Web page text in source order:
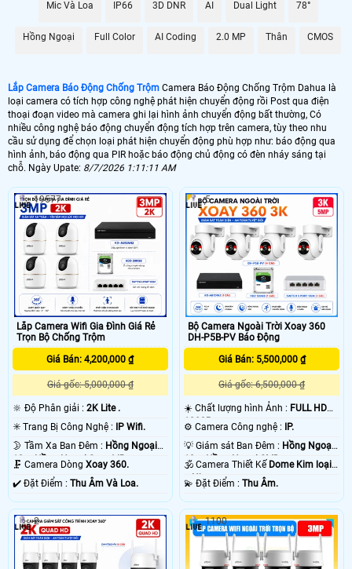
📶 Lắp 1 Camera Wifi Ip Ebitcam
1.600.000 VNĐ Lắp Camera Ip Wifi EBO2
8.800,000 VNĐ Camera Chống Trộm Dahua Chuyên Đêm
🔥 4 Camera Chống Trộm Dahua Giá Rẻ
5.000.000 VNĐ Lắp Bộ Camera Chống Trộm Dahua Giá Rẻ
🖥 Camera chống trộm Dahua hầu như loại camera nào cũng có khả năng
chống trộm Dahua , tuy nhiên với những loại camera chống trộm Dahua
không chuyên dụng thì có thể sẽ có những báo động giả khi không có
người, trên đây là những camera có báo động chống trộm Dahua với chức
năng thông mình có nhiều ưu điểm và có thể cấu hình để hạn chế tối đa
báo động giả.
🎁 Có thể nói lắp camera có báo động chống trộmlà giải pháp để nâng cao
chất lượng cuộc sống. tuy nhiên camera báo động chống trộm Dahua thì sẽ
không hoàn hảo bằng 1 bộ báo động chống trộm Dahua chuyên nghiệp, vì
camera báo động chống trộm Dahua sẽ có độ trể đáng kể khoảng 2- 3 phút
sau khi xẩy ra sự cố. chắc chắc camera nào cũng vậy thôi. vì ông nghệ báo
động chống trộm Dahua của camera hoặt động thong qua mạng internet do
đó có độ trể là do mạng chứ không phải do thiết bị camera chống trộm Dahua .
💡
Mic Và Loa IP66 3D DNR AI Dual Light 78°
Hồng Ngoại Full Color AI Coding 2.0 MP Thân CMOS
Lắp Camera Báo Động Chống Trộm Camera Báo Động Chống Trộm Dahua là
loại camera có tích hợp công nghệ phát hiện chuyển động rồi Post qua điện
thoại đoạn video mà camera ghi lại hình ảnh chuyển động bất thường, Có
nhiều công nghệ báo động chuyển động tích hợp trên camera, tùy theo nhu
cầu sử dụng để chọn loại phát hiện chuyển động phù hợp như: báo động qua
hình ảnh, báo động qua PIR hoặc báo động chủ động có đèn nháy sáng tại
chỗ. Ngày Upate: 8/7/2026 1:11:11 AM
Lắp Camera Wifi Gia Đình Giá Rẻ
Trọn Bộ Chống Trộm
Giá Bán: 4,200,000 ₫
Giá gốc: 5,000,000 ₫
🔆 Độ Phân giải : 2K Lite .
✳️ Trang Bị Công Nghệ :
IP Wifi.
🌛 Tầm Xa Ban Đêm : Hồng Ngoại
10m Hồng Ngoại Smart IR.
🗜️ Camera Dòng Xoay 360.
️✔️ Đặt Điểm : Thu Âm Và Loa.
19577
Bộ Camera Ngoài Trời Xoay 360
DH-P5B-PV Báo Động
Giá Bán: 5,500,000 ₫
Giá gốc: 6,500,000 ₫
☀️ Chất lượng hình Ảnh : FULL HD
1080P .
⚙ Camera Công nghệ :
IP.
💡 Giám sát Ban Đêm : Hồng Ngoại
10m Hồng Ngoại SMD.
🕉️ Camera Thiết Kế Dome Kim loại
+ Nhựa.
️💫 Đặt Điểm :Thu Âm.
5
2 1100